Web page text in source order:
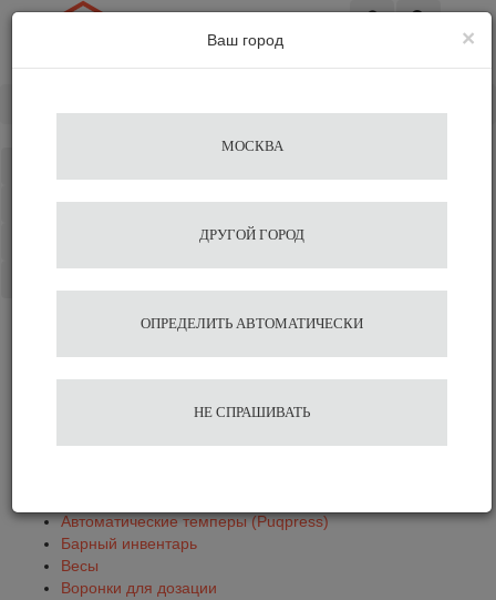
Избранное
Аксессуары для бариста
Автоматические темперы (Puqpress)
Барный инвентарь
Весы
Воронки для дозации
×
Ваш город
МОСКВА
ДРУГОЙ ГОРОД
ОПРЕДЕЛИТЬ АВТОМАТИЧЕСКИ
НЕ СПРАШИВАТЬ